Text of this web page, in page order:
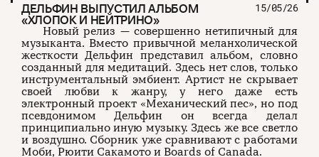
ДЕЛЬФИН ВЫПУСТИЛ АЛЬБОМ
«ХЛОПОК И НЕЙТРИНО»
15/05/26
Новый релиз — совершенно нетипичный для
музыканта. Вместо привычной меланхолической
жесткости Дельфин представил альбом, словно
созданный для медитаций. Здесь нет слов, только
инструментальный эмбиент. Артист не скрывает
своей любви к жанру, у него даже есть
электронный проект «Механический пес», но под
псевдонимом Дельфин он всегда делал
принципиально иную музыку. Здесь же все светло
и воздушно. Сборник уже сравнивают с работами
Моби, Рюити Сакамото и Boards of Canada.